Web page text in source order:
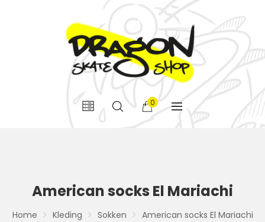
0
American socks El Mariachi
Home Kleding Sokken American socks El Mariachi